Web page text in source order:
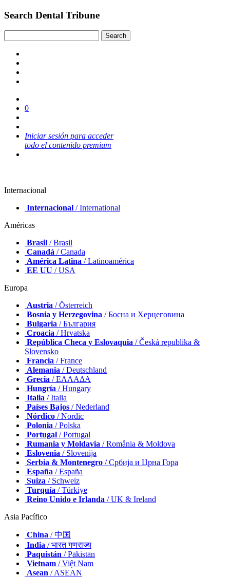
Search Dental Tribune
0
Iniciar sesión para acceder
todo el contenido premium
Internacional
Internacional / International
Américas
Brasil / Brasil
Canadá / Canada
América Latina / Latinoamérica
EE UU / USA
Europa
Austria / Österreich
Bosnia y Herzegovina / Босна и Херцеговина
Bulgaria / България
Croacia / Hrvatska
República Checa y Eslovaquia / Česká republika &
Slovensko
Francia / France
Alemania / Deutschland
Grecia / ΕΛΛΑΔΑ
Hungría / Hungary
Italia / Italia
Países Bajos / Nederland
Nórdico / Nordic
Polonia / Polska
Portugal / Portugal
Rumania y Moldavia / România & Moldova
Eslovenia / Slovenija
Serbia & Montenegro / Србија и Црна Гора
España / España
Suiza / Schweiz
Turquía / Türkiye
Reino Unido e Irlanda / UK & Ireland
Asia Pacífico
China / 中国
India / भारत गणराज्य
Paquistán / Pākistān
Vietnam / Việt Nam
Asean / ASEAN